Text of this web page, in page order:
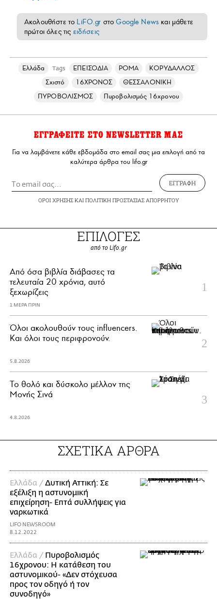
Ακολουθήστε το LiFO.gr στοGoogle News και μάθετε
πρώτοι όλες τις ειδήσεις
Ελλάδα Tags ΕΠΕΙΣΟΔΙΑ ΡΟΜΑ
ΚΟΡΥΔΑΛΛΟΣ
Σχιστό
16ΧΡΟΝΟΣ
ΘΕΣΣΑΛΟΝΙΚΗ
ΠΥΡΟΒΟΛΙΣΜΟΣ
Πυροβολισμός 16χρονου
ΕΓΓΡΑΦΕΙΤΕ ΣΤΟ NEWSLETTER ΜΑΣ
Για να λαμβάνετε κάθε εβδομάδα στο email σας μια επιλογή από τα
καλύτερα άρθρα του lifo.gr
ΕΓΓΡΑΦΗ
ΟΡΟΙ ΧΡΗΣΗΣΚΑΙ ΠΟΛΙΤΙΚΗ ΠΡΟΣΤΑΣΙΑΣ ΑΠΟΡΡΗΤΟΥ
ΕΠΙΛΟΓΕΣ
από το Lifo.gr
Από όσα βιβλία διάβασες τα
τελευταία 20 χρόνια, αυτό
ξεχωρίζεις
1 ΜΕΡΑ ΠΡΙΝ
Όλοι ακολουθούν τους influencers.
Και όλοι τους περιφρονούν.
5.8.2026
Το θολό και δύσκολο μέλλον της
Μονής Σινά
4.8.2026
ΣΧΕΤΙΚΑ ΑΡΘΡΑ
Ελλάδα /Δυτική Αττική: Σε
εξέλιξη η αστυνομική
επιχείρηση- Επτά συλλήψεις για
ναρκωτικά
LIFO NEWSROOM
8.12.2022
Ελλάδα / Πυροβολισμός
16χρονου: Η κατάθεση του
αστυνομικού- «Δεν στόχευσα
προς τον οδηγό ή τον
συνοδηγό»